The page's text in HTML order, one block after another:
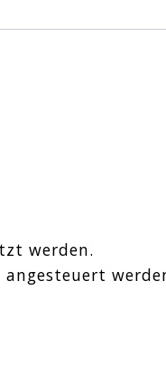
werden.
angesteuert